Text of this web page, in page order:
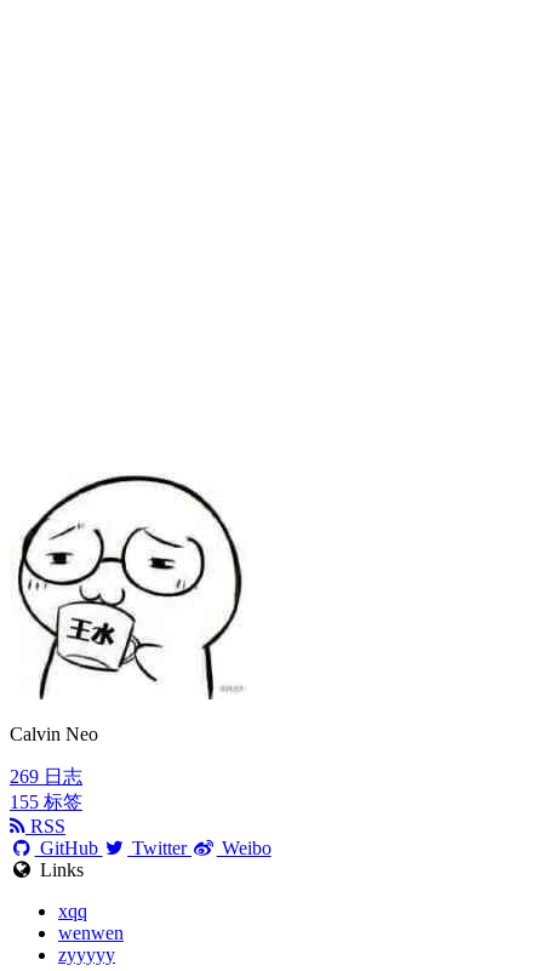
Calvin Neo
269 日志
155 标签
RSS
GitHub
Twitter
Weibo
Links
xqq
wenwen
zyyyyy